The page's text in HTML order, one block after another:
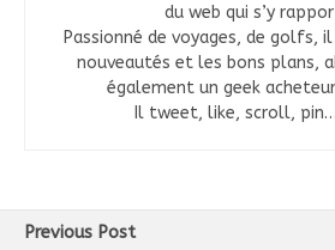
du web qui s’y
Passionné de voyages, de golfs,
nouveautés et les bons plans,
également un geek
Il tweet, like, scroll,
Previous Post